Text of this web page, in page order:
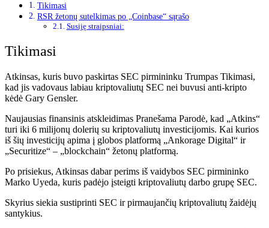
Tikimasi
RSR žetonų sutelkimas po „Coinbase“ sąrašo
Susiję straipsniai:
Tikimasi
Atkinsas, kuris buvo paskirtas SEC pirmininku Trumpas Tikimasi,
kad jis vadovaus labiau kriptovaliutų SEC nei buvusi anti-kripto
kėdė Gary Gensler.
Naujausias finansinis atskleidimas Pranešama Parodė, kad „Atkins“
turi iki 6 milijonų dolerių su kriptovaliutų investicijomis. Kai kurios
iš šių investicijų apima į globos platformą „Ankorage Digital“ ir
„Securitize“ – „blockchain“ žetonų platformą.
Po prisiekus, Atkinsas dabar perims iš vaidybos SEC pirmininko
Marko Uyeda, kuris padėjo įsteigti kriptovaliutų darbo grupę SEC.
Skyrius siekia sustiprinti SEC ir pirmaujančių kriptovaliutų žaidėjų
santykius.